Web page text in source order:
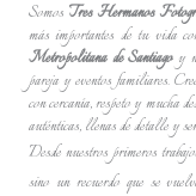
Somos Tres Hermanos
más importantes de tu vida
Metropolitana de Santiagoy
pareja y eventos familiares.
con cercanía, respeto y mucha
auténticas, llenas de detalle y
Desde nuestros primeros
sino un recuerdo que se